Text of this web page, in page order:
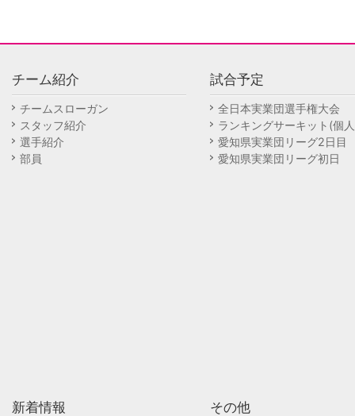
チーム紹介
チームスローガン
スタッフ紹介
選手紹介
部員
試合予定
全日本実業団選手権大会
ランキングサーキット(個
愛知県実業団リーグ2日目
愛知県実業団リーグ初日
新着情報 その他